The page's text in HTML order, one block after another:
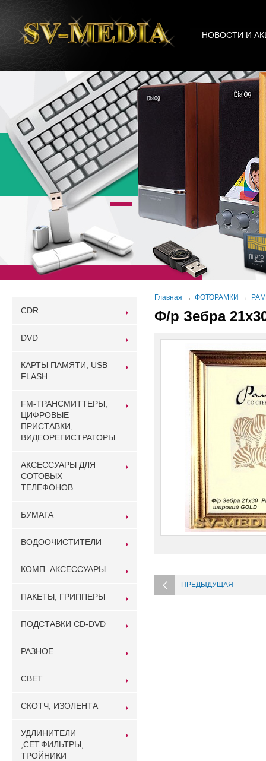
НОВОСТИ И
Главная ФОТОРАМКИ
Ф/р Зебра
ПРЕДЫДУЩАЯ
CDR
DVD
КАРТЫ ПАМЯТИ, USB
FLASH
FM-ТРАНСМИТТЕРЫ,
ЦИФРОВЫЕ
ПРИСТАВКИ,
ВИДЕОРЕГИСТРАТОРЫ
АКСЕССУАРЫ ДЛЯ
СОТОВЫХ
ТЕЛЕФОНОВ
БУМАГА
ВОДООЧИСТИТЕЛИ
КОМП. АКСЕССУАРЫ
ПАКЕТЫ, ГРИППЕРЫ
ПОДСТАВКИ CD-DVD
РАЗНОЕ
СВЕТ
СКОТЧ, ИЗОЛЕНТА
УДЛИНИТЕЛИ
,СЕТ.ФИЛЬТРЫ,
ТРОЙНИКИ